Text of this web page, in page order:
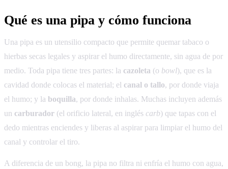
Qué es una pipa y cómo funciona
Una pipa es un utensilio compacto que permite quemar tabaco o
hierbas secas legales y aspirar el humo directamente, sin agua de por
medio. Toda pipa tiene tres partes: la cazoleta (o bowl), que es la
cavidad donde colocas el material; el canal o tallo, por donde viaja
el humo; y la boquilla, por donde inhalas. Muchas incluyen además
un carburador (el orificio lateral, en inglés carb) que tapas con el
dedo mientras enciendes y liberas al aspirar para limpiar el humo del
canal y controlar el tiro.
A diferencia de un bong, la pipa no filtra ni enfría el humo con agua,